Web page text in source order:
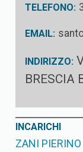
TELEFONO:
EMAIL:
INDIRIZZO:
BRESCIA
INCARICHI
ZANI PIERINO